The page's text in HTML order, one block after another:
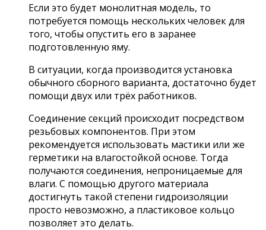
Если это будет монолитная модель, то
потребуется помощь нескольких человек для
того, чтобы опустить его в заранее
подготовленную яму.
В ситуации, когда производится установка
обычного сборного варианта, достаточно будет
помощи двух или трёх работников.
Соединение секций происходит посредством
резьбовых компонентов. При этом
рекомендуется использовать мастики или же
герметики на влагостойкой основе. Тогда
получаются соединения, непроницаемые для
влаги. С помощью другого материала
достигнуть такой степени гидроизоляции
просто невозможно, а пластиковое кольцо
позволяет это делать.